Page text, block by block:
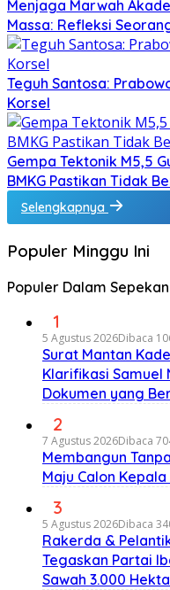
Menjaga Marwah
Massa: Refleksi
Teguh Santosa:
Korsel
Gempa Tektonik M5,5
BMKG Pastikan Tidak
Selengkapnya
Populer Minggu Ini
Populer Dalam Sepekan
1
5 Agustus 2026Dibaca
Surat Mantan
Klarifikasi Samuel
Dokumen yang
2
7 Agustus 2026Dibaca
Membangun
Maju Calon
3
5 Agustus 2026Dibaca
Rakerda &
Tegaskan Partai
Sawah 3.000